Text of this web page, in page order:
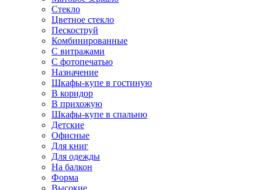
Стекло
Цветное стекло
Пескоструй
Комбинированные
С витражами
С фотопечатью
Назначение
Шкафы-купе в гостиную
В коридор
В прихожую
Шкафы-купе в спальню
Детские
Офисные
Для книг
Для одежды
На балкон
Форма
Высокие